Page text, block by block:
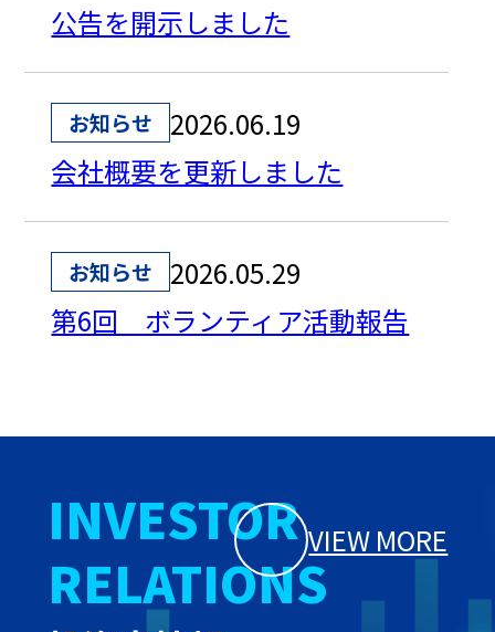
公告を開示しました
お知らせ
2026.06.19
会社概要を更新しました
お知らせ
2026.05.29
第6回 ボランティア活動報告
INVESTOR
RELATIONS
VIEW MORE